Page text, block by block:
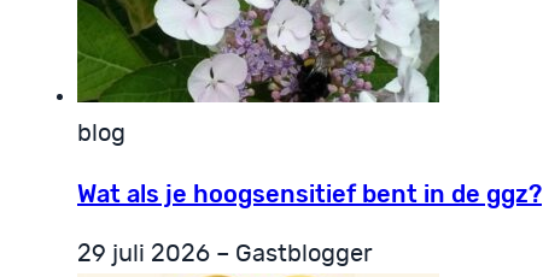
blog
Wat als je hoogsensitief bent in de ggz?
29 juli 2026 – Gastblogger